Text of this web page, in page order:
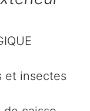
et insectes